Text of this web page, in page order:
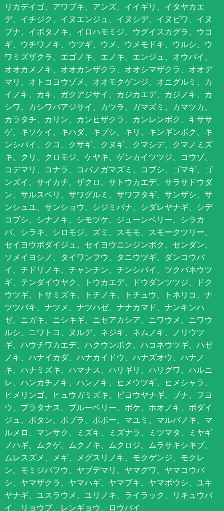
リカデイゴ、アワブキ、アンズ、イイギリ、イタヤカエ
デ、イチジク、イヌエンジュ、イヌシデ、イヌビワ、イヌ
ブナ、イボタノキ、イロハモミジ、ウグイスカグラ、ウコ
ギ、ウチワノキ、ウツギ、ウメ、ウメモドキ、ウルシ、ウ
ワミズザクラ、エゴノキ、エノキ、エンジュ、オウバイ、
オオカメノキ、オオカンザクラ、オオシマザクラ、オオデ
マリ、オトコヨウゾメ、オオモクゲンジ、オニグルミ、カ
イノキ、カキ、ガクアジサイ、カジカエデ、カジノキ、カ
シワ、カシワバアジサイ、カツラ、ガマズミ、カマツカ、
カラタチ、カリン、カンヒザクラ、カンレンボク、キササ
ゲ、キソケイ、キハダ、キブシ、キリ、キンギンボク、キ
ンシバイ、クコ、クサギ、クヌギ、クマシデ、クマノミズ
キ、クリ、クロモジ、ケヤキ、ゲンカイツツジ、コウゾ、
コデマリ、コナラ、コバノガマズミ、コブシ、ゴマギ、ゴ
ンズイ、サイカチ、ザクロ、サトウカエデ、サラサドウダ
ン、サルスベリ、サワグルミ、サワフタギ、サンザシ、サ
ンシュユ、サンショウ、シジミバナ、シダレヤナギ、シデ
コブシ、シナノキ、シモツケ、ジューンベリー、シラカ
バ、シラキ、シロモジ、ズミ、スモモ、スモークツリー、
セイヨウボダイジュ、セイヨウニンジンボク、センダン、
ソメイヨシノ、タイワンフウ、タニウツギ、ダンコウバ
イ、チドリノキ、チャンチン、チンシバイ、ツクバネウツ
ギ、テンダイウヤク、トウカエデ、ドウダンツツジ、ドク
ウツギ、トサミズキ、トチノキ、トチュウ、トネリコ、ナ
ツツバキ、ナツメ、ナツハゼ、ナナカマド、ナンキンハ
ゼ、ニガキ、ニシキギ、ニセアカシア、ニワウメ、ニワウ
ルシ、ニワトコ、ヌルデ、ネジキ、ネムノキ、ノリウツ
ギ、ハウチワカエデ、ハクウンボク、ハコネウツギ、ハゼ
ノキ、ハナイカダ、ハナカイドウ、ハナズオウ、ハナノ
キ、ハナミズキ、ハマナス、ハリギリ、ハリグワ、ハルニ
レ、ハンカチノキ、ハンノキ、ヒメウツギ、ヒメシャラ、
ヒメリンゴ、ヒュウガミズキ、ビヨウヤナギ、ブナ、フヨ
ウ、プラタナス、ブルーベリー、ボケ、ホオノキ、ボダイ
ジュ、ボタン、ポプラ、ポポー、マユミ、マルバノキ、マ
ルメロ、マンサク、ミズキ、ミズナラ、ミツマタ、ミヤギ
ノハギ、ムクゲ、ムクノキ、ムクロジ、ムラサキシキブ、
ムレスズメ、メギ、メグスリノキ、モクゲンジ、モクレ
ン、モミジバフウ、ヤブデマリ、ヤマグワ、ヤマコウバ
シ、ヤマザクラ、ヤマハギ、ヤマブキ、ヤマボウシ、ユキ
ヤナギ、ユスラウメ、ユリノキ、ライラック、リキュウバ
イ、リョウブ、レンギョウ、ロウバイ